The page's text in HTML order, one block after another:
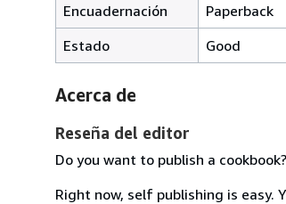
Encuadernación
Paperback
Estado
Good
Acerca de
Reseña del editor
Do you want to publish a cookbook?
Right now, self publishing is easy.